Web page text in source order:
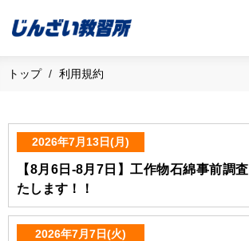
トップ 利用規約
2026年7月13日(月)
【8月6日-8月7日】工作物石綿事前調
たします！！
2026年7月7日(火)